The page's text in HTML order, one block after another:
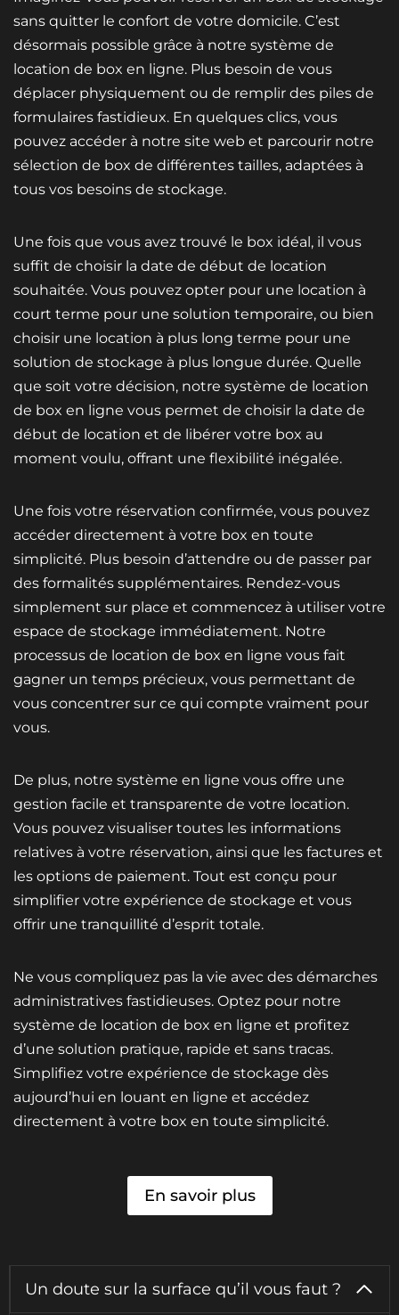
sans quitter le confort de votre domicile. C’est
désormais possible grâce à notre système de
location de box en ligne. Plus besoin de vous
déplacer physiquement ou de remplir des piles de
formulaires fastidieux. En quelques clics, vous
pouvez accéder à notre site web et parcourir notre
sélection de box de différentes tailles, adaptées à
tous vos besoins de stockage.
Une fois que vous avez trouvé le box idéal, il vous
suffit de choisir la date de début de location
souhaitée. Vous pouvez opter pour une location à
court terme pour une solution temporaire, ou bien
choisir une location à plus long terme pour une
solution de stockage à plus longue durée. Quelle
que soit votre décision, notre système de location
de box en ligne vous permet de choisir la date de
début de location et de libérer votre box au
moment voulu, offrant une flexibilité inégalée.
Une fois votre réservation confirmée, vous pouvez
accéder directement à votre box en toute
simplicité. Plus besoin d’attendre ou de passer par
des formalités supplémentaires. Rendez-vous
simplement sur place et commencez à utiliser votre
espace de stockage immédiatement. Notre
processus de location de box en ligne vous fait
gagner un temps précieux, vous permettant de
vous concentrer sur ce qui compte vraiment pour
vous.
De plus, notre système en ligne vous offre une
gestion facile et transparente de votre location.
Vous pouvez visualiser toutes les informations
relatives à votre réservation, ainsi que les factures et
les options de paiement. Tout est conçu pour
simplifier votre expérience de stockage et vous
offrir une tranquillité d’esprit totale.
Ne vous compliquez pas la vie avec des démarches
administratives fastidieuses. Optez pour notre
système de location de box en ligne et profitez
d’une solution pratique, rapide et sans tracas.
Simplifiez votre expérience de stockage dès
aujourd’hui en louant en ligne et accédez
directement à votre box en toute simplicité.
En savoir plus
Un doute sur la surface qu’il vous faut ?